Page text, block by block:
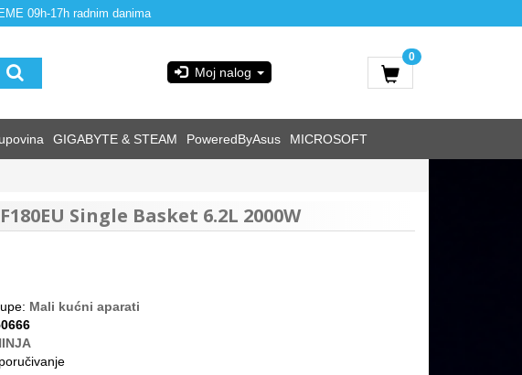
09h-17h radnim danima
Moj nalog
0
GIGABYTE & STEAM PoweredByAsus MICROSOFT
Single Basket 6.2L 2000W
Mali kućni aparati